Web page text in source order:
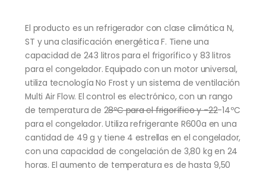
El producto es un refrigerador con clase climática N,
ST y una clasificación energética F. Tiene una
capacidad de 243 litros para el frigorífico y 83 litros
para el congelador. Equipado con un motor universal,
utiliza tecnología No Frost y un sistema de ventilación
Multi Air Flow. El control es electrónico, con un rango
de temperatura de 28ºC para el frigorífico y -22-14ºC
para el congelador. Utiliza refrigerante R600a en una
cantidad de 49 g y tiene 4 estrellas en el congelador,
con una capacidad de congelación de 3,80 kg en 24
horas. El aumento de temperatura es de hasta 9,50